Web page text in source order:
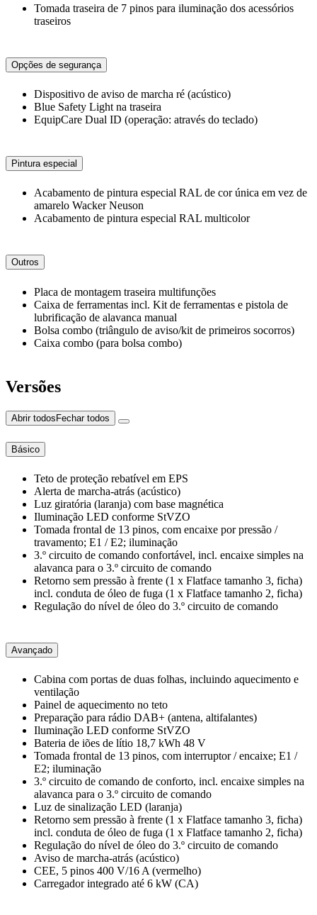
Tomada traseira de 7 pinos para iluminação dos acessórios
traseiros
Opções de segurança
Dispositivo de aviso de marcha ré (acústico)
Blue Safety Light na traseira
EquipCare Dual ID (operação: através do teclado)
Pintura especial
Acabamento de pintura especial RAL de cor única em vez de
amarelo Wacker Neuson
Acabamento de pintura especial RAL multicolor
Outros
Placa de montagem traseira multifunções
Caixa de ferramentas incl. Kit de ferramentas e pistola de
lubrificação de alavanca manual
Bolsa combo (triângulo de aviso/kit de primeiros socorros)
Caixa combo (para bolsa combo)
Versões
Abrir todos Fechar todos
Básico
Teto de proteção rebatível em EPS
Alerta de marcha-atrás (acústico)
Luz giratória (laranja) com base magnética
Iluminação LED conforme StVZO
Tomada frontal de 13 pinos, com encaixe por pressão /
travamento; E1 / E2; iluminação
3.º circuito de comando confortável, incl. encaixe simples na
alavanca para o 3.º circuito de comando
Retorno sem pressão à frente (1 x Flatface tamanho 3, ficha)
incl. conduta de óleo de fuga (1 x Flatface tamanho 2, ficha)
Regulação do nível de óleo do 3.º circuito de comando
Avançado
Cabina com portas de duas folhas, incluindo aquecimento e
ventilação
Painel de aquecimento no teto
Preparação para rádio DAB+ (antena, altifalantes)
Iluminação LED conforme StVZO
Bateria de iões de lítio 18,7 kWh 48 V
Tomada frontal de 13 pinos, com interruptor / encaixe; E1 /
E2; iluminação
3.º circuito de comando de conforto, incl. encaixe simples na
alavanca para o 3.º circuito de comando
Luz de sinalização LED (laranja)
Retorno sem pressão à frente (1 x Flatface tamanho 3, ficha)
incl. conduta de óleo de fuga (1 x Flatface tamanho 2, ficha)
Regulação do nível de óleo do 3.º circuito de comando
Aviso de marcha-atrás (acústico)
CEE, 5 pinos 400 V/16 A (vermelho)
Carregador integrado até 6 kW (CA)